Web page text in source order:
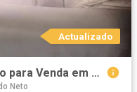
Actualizado
Casa / Sobrado em Condomínio para Venda em Rio de Janeiro/RJ Praça Seca 3 Quartos
Neto